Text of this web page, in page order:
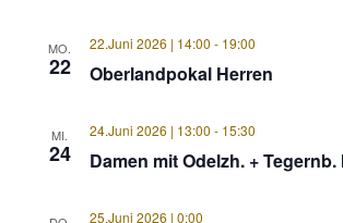
MO.
22 Oberlandpokal Herren
22.Juni 2026 | 14:00 - 19:00
MI.
24 Damen mit Odelzh. + Tegernb.
24.Juni 2026 | 13:00 - 15:30
25.Juni 2026 | 0:00